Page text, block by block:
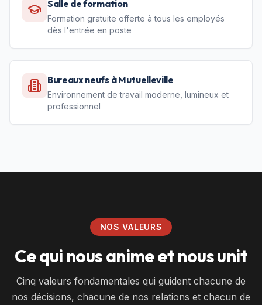
Salle de formation
Formation gratuite offerte à tous les employés
dès l'entrée en poste
Bureaux neufs à Mutuelleville
Environnement de travail moderne, lumineux et
professionnel
NOS VALEURS
Ce qui nous anime et nous unit
Cinq valeurs fondamentales qui guident chacune de
nos décisions, chacune de nos relations et chacun de